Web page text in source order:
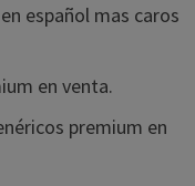
español mas caros
en venta.
premium en